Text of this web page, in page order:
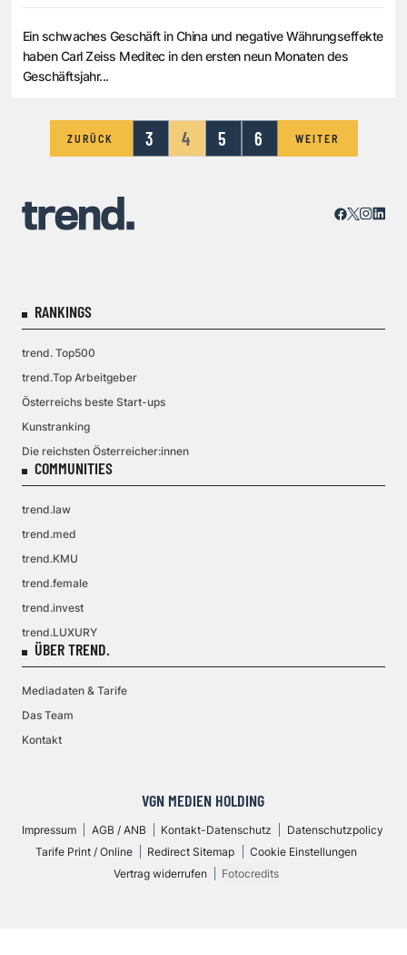
Ein schwaches Geschäft in China und negative Währungseffekte
haben Carl Zeiss Meditec in den ersten neun Monaten des
Geschäftsjahr...
ZURÜCK 3 4 5 6 WEITER
RANKINGS
trend. Top500
trend.Top Arbeitgeber
Österreichs beste Start-ups
Kunstranking
Die reichsten Österreicher:innen
COMMUNITIES
trend.law
trend.med
trend.KMU
trend.female
trend.invest
trend.LUXURY
ÜBER TREND.
Mediadaten & Tarife
Das Team
Kontakt
VGN MEDIEN HOLDING
Impressum AGB / ANB Kontakt-Datenschutz
Datenschutzpolicy
Tarife Print / Online
Redirect Sitemap
Cookie Einstellungen
Vertrag widerrufen
Fotocredits